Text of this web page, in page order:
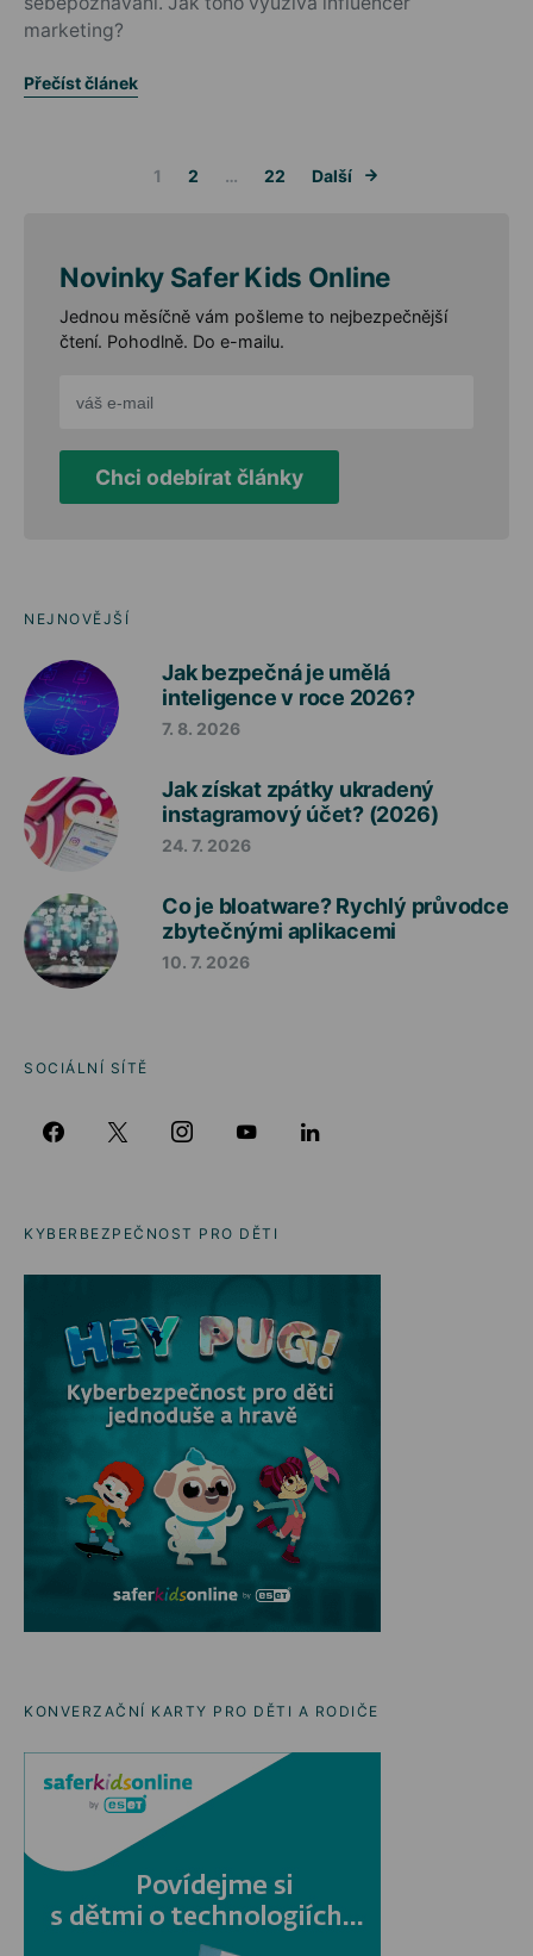
marketing?
Přečíst článek
Stránkování
1 2 … 22 Další
Novinky Safer Kids Online
Jednou měsíčně vám pošleme to nejbezpečnější
čtení. Pohodlně. Do e-mailu.
Chci odebírat články
NEJNOVĚJŠÍ
Jak bezpečná je umělá
inteligence v roce 2026?
7. 8. 2026
Jak získat zpátky ukradený
instagramový účet? (2026)
24. 7. 2026
Co je bloatware? Rychlý průvodce
zbytečnými aplikacemi
10. 7. 2026
SOCIÁLNÍ SÍTĚ
KYBERBEZPEČNOST PRO DĚTI
KONVERZAČNÍ KARTY PRO DĚTI A RODIČE